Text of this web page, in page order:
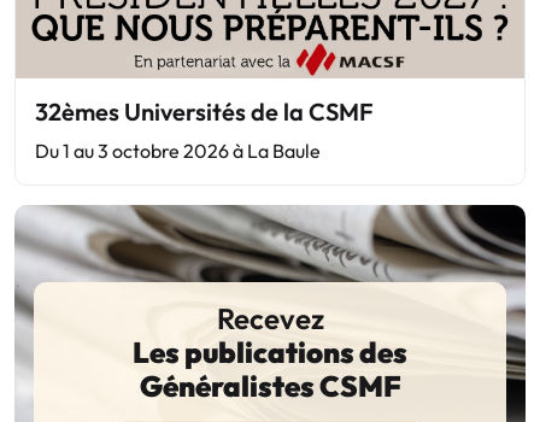
32èmes Universités de la CSMF
Du 1 au 3 octobre 2026 à La Baule
Recevez
Les publications des
Généralistes CSMF